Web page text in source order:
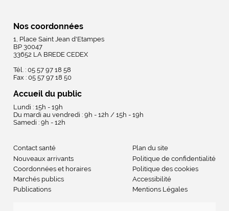
Nos coordonnées
1, Place Saint Jean d'Etampes
BP 30047
33652 LA BREDE CEDEX
Tél. : 05 57 97 18 58
Fax : 05 57 97 18 50
Accueil du public
Lundi : 15h - 19h
Du mardi au vendredi : 9h - 12h / 15h - 19h
Samedi : 9h - 12h
Contact santé
Nouveaux arrivants
Coordonnées et horaires
Marchés publics
Publications
Plan du site
Politique de confidentialité
Politique des cookies
Accessibilité
Mentions Légales